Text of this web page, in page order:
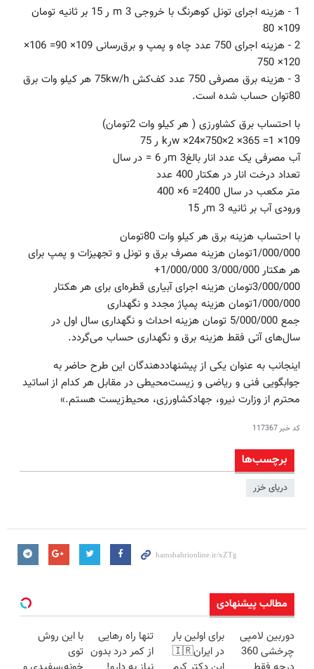
1 - هزینه اجرای تونل کوهرنگ با خروجی 3 m ر 15 بر ثانیه تومان
109× 80
2 - هزینه اجرای 750 عدد چاه و پمپ و برق‌رسانی 109× 90= 106×
120× 750
3 - هزینه برق مصرفی 750 عدد کف‌کش 75kw/h هر کیلو وات برق
80توان حساب شده است.
با احتساب برق کشاورزی ( هر کیلو وات 2تومان)
109× 1= 365× 2×750×24× wرk ر 75
آب مصرفی یک عدد انار بالغ3 mر 6 = در سال
تعداد درخت انار در هکتار 400 عدد
متر مکعب در سال 2400= 6× 400
ورودی آب بر ثانیه 3 mر 15
با احتساب هزینه برق هر کیلو وات 80تومان
1/000/000تومان هزینه مصرف برق و تونل و تجهیزات و پمپ برای
هر هکتار 3/000/000 1/000/000+
3/000/000تومان هزینه اجرای آبیاری قطره‌ای برای هر هکتار
1/000/000تومان هزینه پمپاژ مجدد و نگهداری
جمع 5/000/000 تومان هزینه احداث و نگهداری سال اول در
سال‌های آتی فقط هزینه برق و نگهداری حساب می‌گردد.
اینجانب به عنوان یکی از پیشنهاددهندگان این طرح حاضر به
جوابگویی فنی و ریاضی و زیست‌محیطی در مقابل هر کدام از اساتید
محترم از وزارت نیرو، جهادکشاورزی، محیط‌زیست هستم.»
کد خبر117367
برچسب‌ها
دریای خزر
مطالب پیشنهادی
دوربین لامپی
چرخشی 360
برای اولین بار
در ایران🇮🇷
تنها راه رهایی
از کمر درد بدون
با این روش
توی